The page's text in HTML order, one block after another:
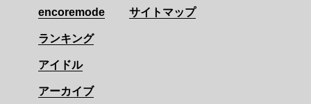
encoremode
ランキング
アイドル
アーカイブ
サイトマップ